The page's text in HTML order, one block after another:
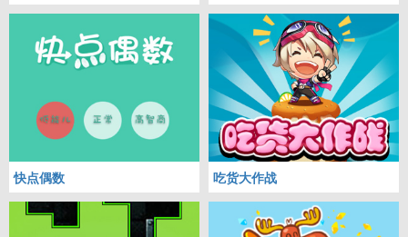
快点偶数 吃货大作战